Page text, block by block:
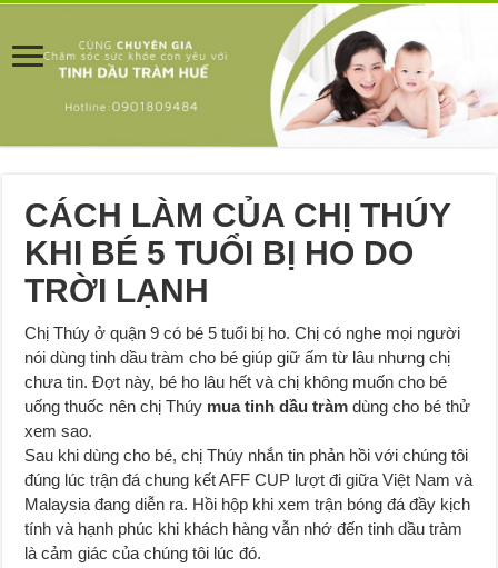
CÁCH LÀM CỦA CHỊ THÚY
KHI BÉ 5 TUỔI BỊ HO DO
TRỜI LẠNH
Chị Thúy ở quận 9 có bé 5 tuổi bị ho. Chị có nghe mọi người
nói dùng tinh dầu tràm cho bé giúp giữ ấm từ lâu nhưng chị
chưa tin. Đợt này, bé ho lâu hết và chị không muốn cho bé
uống thuốc nên chị Thúy mua tinh dầu tràm dùng cho bé thử
xem sao.
Sau khi dùng cho bé, chị Thúy nhắn tin phản hồi với chúng tôi
đúng lúc trận đá chung kết AFF CUP lượt đi giữa Việt Nam và
Malaysia đang diễn ra. Hồi hộp khi xem trận bóng đá đầy kịch
tính và hạnh phúc khi khách hàng vẫn nhớ đến tinh dầu tràm
là cảm giác của chúng tôi lúc đó.